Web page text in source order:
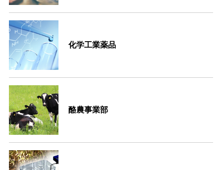
化学工業薬品
酪農事業部